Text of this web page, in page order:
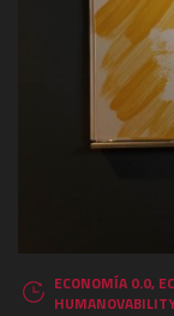
ECONOMÍA 0.0,